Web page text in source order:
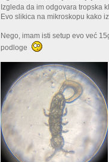
Izgleda da im odgovara tropska
Evo slikica na mikroskopu kako
Nego, imam isti setup evo već
podloge